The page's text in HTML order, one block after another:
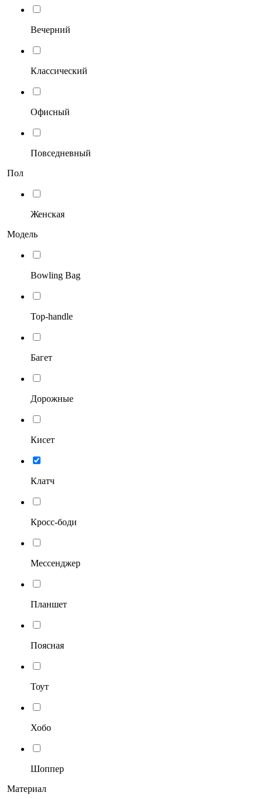
Вечерний
Классический
Офисный
Повседневный
Пол
Женская
Модель
Bowling Bag
Top-handle
Багет
Дорожные
Кисет
Клатч
Кросс-боди
Мессенджер
Планшет
Поясная
Тоут
Хобо
Шоппер
Материал